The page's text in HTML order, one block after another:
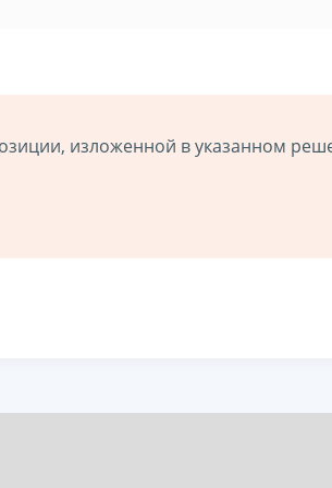
изложенной в указанном